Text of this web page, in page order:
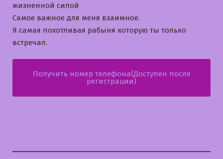
жизненной силой
Самое важное для меня взаимное.
Я самая похотливая рабыня которую ты только
встречал.
Получить номер телефона(Доступен после
регистрации)